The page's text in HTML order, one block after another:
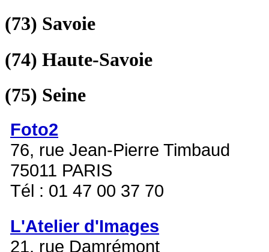
(73) Savoie
(74) Haute-Savoie
(75) Seine
Foto2
76, rue Jean-Pierre Timbaud
75011 PARIS
Tél : 01 47 00 37 70
L'Atelier d'Images
21, rue Damrémont